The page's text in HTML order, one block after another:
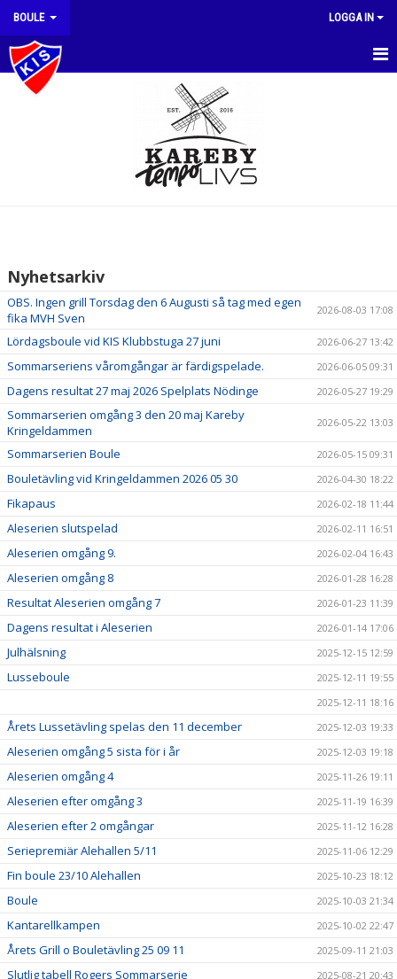
BOULE LOGGA IN
NYHETER
DOKUMENT
KONTAKT
Nyhetsarkiv
OBS. Ingen grill Torsdag den 6 Augusti så tag med egen
fika MVH Sven
2026-08-03 17:08
Lördagsboule vid KIS Klubbstuga 27 juni 2026-06-27 13:42
Sommarseriens våromgångar är färdigspelade. 2026-06-05 09:31
Dagens resultat 27 maj 2026 Spelplats Nödinge 2026-05-27 19:29
Sommarserien omgång 3 den 20 maj Kareby
Kringeldammen
2026-05-22 13:03
Sommarserien Boule 2026-05-15 09:31
Bouletävling vid Kringeldammen 2026 05 30 2026-04-30 18:22
Fikapaus 2026-02-18 11:44
Aleserien slutspelad 2026-02-11 16:51
Aleserien omgång 9. 2026-02-04 16:43
Aleserien omgång 8 2026-01-28 16:28
Resultat Aleserien omgång 7 2026-01-23 11:39
Dagens resultat i Aleserien 2026-01-14 17:06
Julhälsning 2025-12-15 12:59
Lusseboule
2025-12-11 19:55
2025-12-11 18:16
Årets Lussetävling spelas den 11 december 2025-12-03 19:33
Aleserien omgång 5 sista för i år 2025-12-03 19:18
Aleserien omgång 4 2025-11-26 19:11
Aleserien efter omgång 3 2025-11-19 16:39
Aleserien efter 2 omgångar 2025-11-12 16:28
Seriepremiär Alehallen 5/11 2025-11-06 12:29
Fin boule 23/10 Alehallen 2025-10-23 18:12
Boule 2025-10-03 21:34
Kantarellkampen 2025-10-02 22:47
Årets Grill o Bouletävling 25 09 11 2025-09-11 21:03
Slutlig tabell Rogers Sommarserie 2025-08-21 20:43